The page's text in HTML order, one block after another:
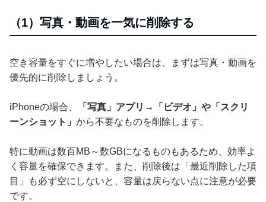
（1）写真・動画を一気に削除する
空き容量をすぐに増やしたい場合は、まずは写真・動画を
優先的に削除しましょう。
iPhoneの場合、
「写真」アプリ→「ビデオ」や「スクリ
ーンショット」 から不要なものを削除します。
特に動画は数百MB～数GBになるものもあるため、効率よ
く容量を確保できます。また、削除後は「最近削除した項
目」も必ず空にしないと、容量は戻らない点に注意が必要
です。